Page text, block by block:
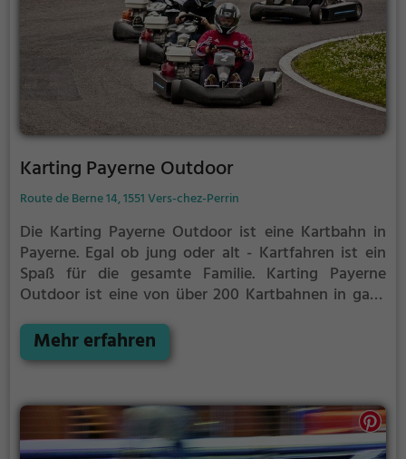
Karting Payerne Outdoor
Route de Berne 14, 1551 Vers-chez-Perrin
Die Karting Payerne Outdoor ist eine Kartbahn in
Payerne. Egal ob jung oder alt - Kartfahren ist ein
Spaß für die gesamte Familie. Karting Payerne
Outdoor ist eine von über 200 Kartbahnen in ganz
Rennfahrer wenn du mit deinem Kart um die Kurven
rauschst.
Mehr erfahren